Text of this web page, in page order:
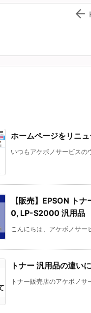

ホームページをリニュ
いつもアケボノサービスの
【販売】EPSON ト
0, LP-S2000 汎用品
こんにちは、アケボノサ
トナー 汎用品の違い
トナー販売店のアケボノ